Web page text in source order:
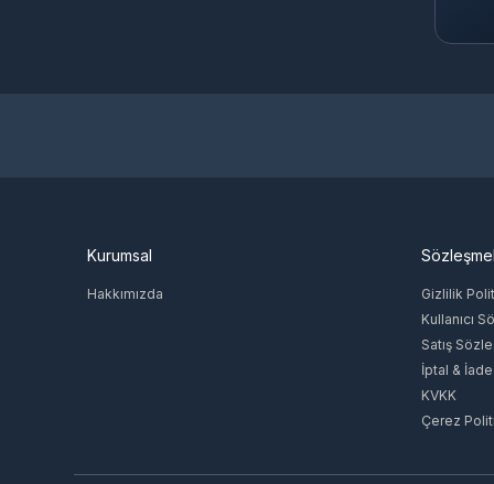
Kurumsal
Hakkımızda
Gizlilik
Kullanıcı
Satış
İptal & İade
KVKK
Çerez